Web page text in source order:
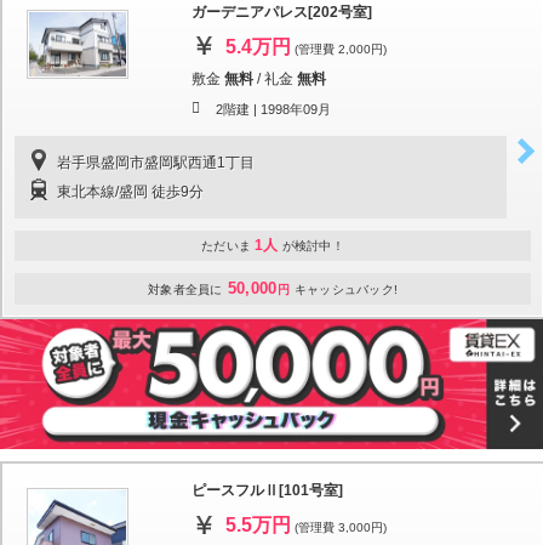
ガーデニアパレス[202号室]
5.4万円 (管理費 2,000円)
敷金 無料 /礼金 無料
2階建 | 1998年09月
岩手県盛岡市盛岡駅西通1丁目
東北本線/盛岡 徒歩9分
ただいま 1人 が検討中！
対象者全員に 50,000 円 キャッシュバック!
ピースフルⅡ[101号室]
5.5万円 (管理費 3,000円)